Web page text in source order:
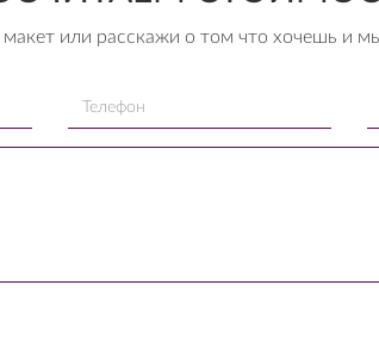
или расскажи о том что хочешь и